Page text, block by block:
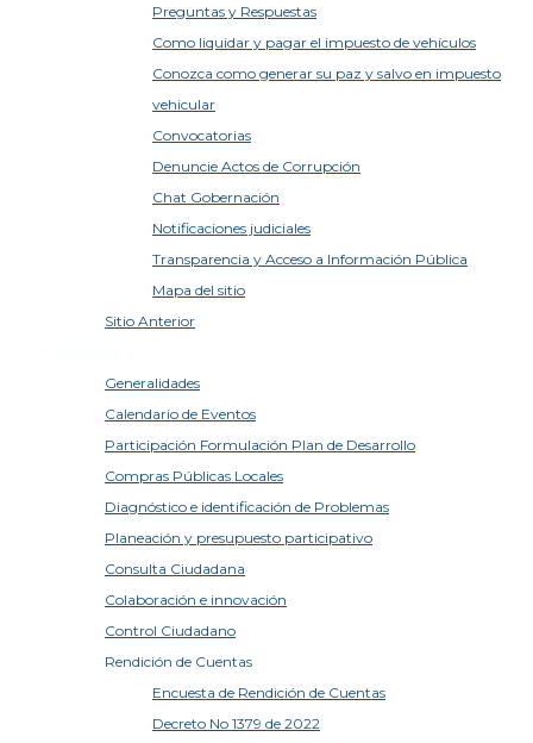
Preguntas y Respuestas
Como liquidar y pagar el impuesto de vehículos
Conozca como generar su paz y salvo en impuesto
vehicular
Convocatorias
Denuncie Actos de Corrupción
Chat Gobernación
Notificaciones judiciales
Transparencia y Acceso a Información Pública
Mapa del sitio
Sitio Anterior
Generalidades
Calendario de Eventos
Participación Formulación Plan de Desarrollo
Compras Públicas Locales
Diagnóstico e identificación de Problemas
Planeación y presupuesto participativo
Consulta Ciudadana
Colaboración e innovación
Control Ciudadano
Rendición de Cuentas
Encuesta de Rendición de Cuentas
Decreto No 1379 de 2022